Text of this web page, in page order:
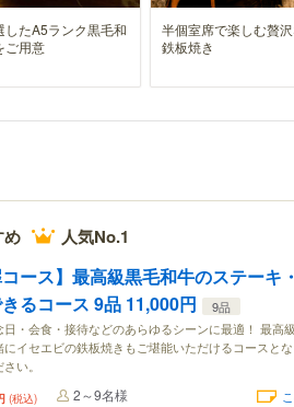
したA5ランク黒毛和
ご用意
半個室席で楽しむ贅
鉄板焼き
め 人気No.1
コース】最高級黒毛和牛のステーキ
るコース 9品 11,000円
9品
日・会食・接待などのあらゆるシーンに最適！ 最高
イセエビの鉄板焼きもご堪能いただけるコースとな
い。
(税込) 2～9名様